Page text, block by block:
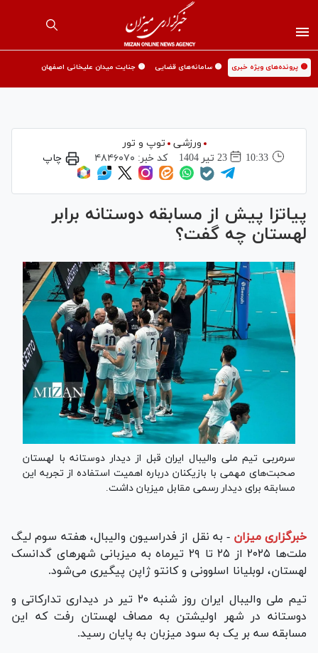
🟡 پرونده‌های ویژه خبری 🟡 سامانه‌های قضایی 🟡 جنایت میدان علیخانی اصفهان
ورزشی
توپ و تور
10:33
23 تير 1404 کد خبر: ۴۸۴۶۰۷۰ چاپ
پیاتزا پیش از مسابقه دوستانه برابر
لهستان چه گفت؟
سرمربی تیم ملی والیبال ایران قبل از دیدار دوستانه با لهستان
صحبت‌های مهمی با بازیکنان درباره اهمیت استفاده از تجربه این
مسابقه برای دیدار رسمی مقابل میزبان داشت.
خبرگزاری میزان - به نقل از فدراسیون والیبال، هفته سوم لیگ
ملت‌ها ۲۰۲۵ از ۲۵ تا ۲۹ تیرماه به میزبانی شهر‌های گدانسک
لهستان، لوبلیانا اسلوونی و کانتو ژاپن پیگیری می‌شود.
تیم ملی والیبال ایران روز شنبه ۲۰ تیر در دیداری تدارکاتی و
دوستانه در شهر اولیشتن به مصاف لهستان رفت که این
مسابقه سه بر یک به سود میزبان به پایان رسید.